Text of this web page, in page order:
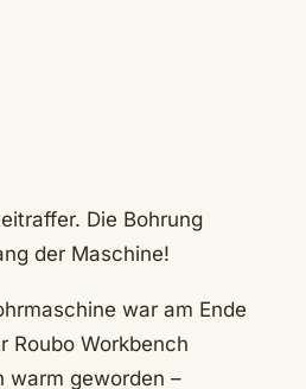
Die Bohrung
der Maschine!
war am Ende
Roubo Workbench
warm geworden –